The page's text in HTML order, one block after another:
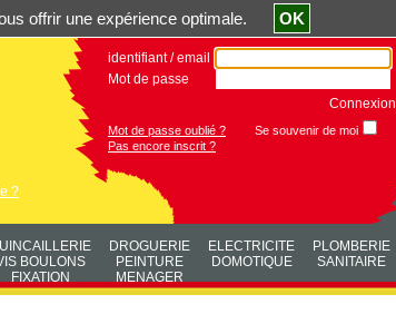
?
identifiant / email
Mot de passe
Connexion
Mot de passe oublié ?
Se souvenir de moi
Pas encore inscrit ?
BOULONS
FIXATION
DROGUERIE
PEINTURE
MENAGER
ELECTRICITE
DOMOTIQUE
PLOMBERIE
SANITAIRE
offrir une expérience optimale. OK